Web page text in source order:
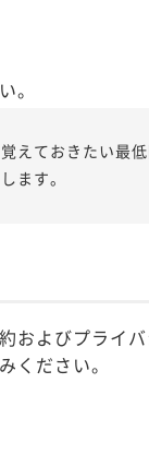
。
えておきたい最
ます。
およびプライ
ください。